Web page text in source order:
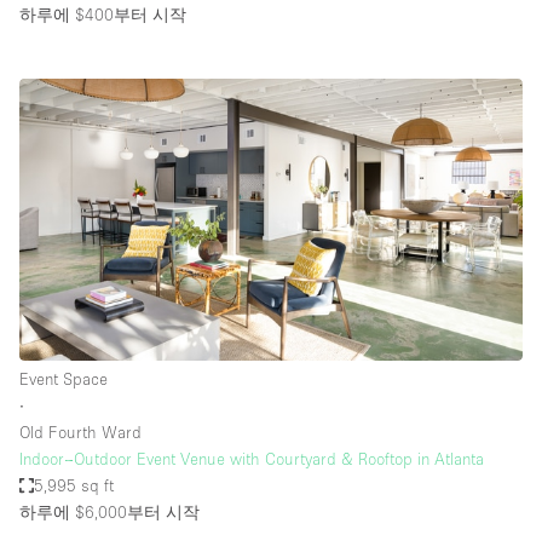
하루에 $400부터 시작
Event Space
∙
Old Fourth Ward
Indoor–Outdoor Event Venue with Courtyard & Rooftop in Atlanta
5,995 sq ft
하루에 $6,000부터 시작